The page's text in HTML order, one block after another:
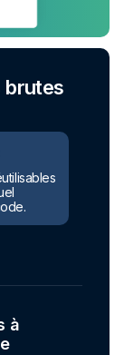
brutes
à